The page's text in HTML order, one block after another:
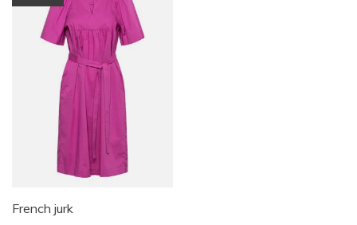
French jurk